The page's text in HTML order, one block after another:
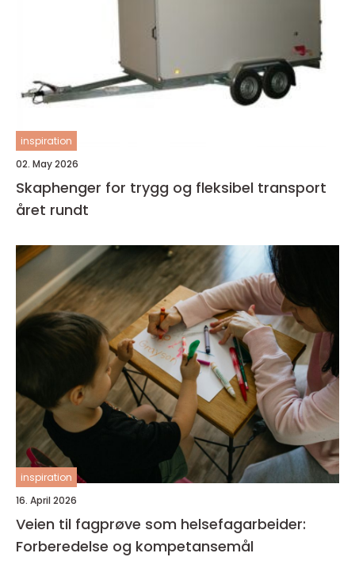
inspiration
02. May 2026
Skaphenger for trygg og fleksibel transport
året rundt
inspiration
16. April 2026
Veien til fagprøve som helsefagarbeider:
Forberedelse og kompetansemål